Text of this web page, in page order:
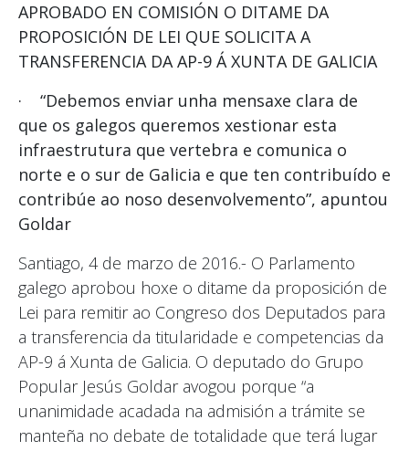
APROBADO EN COMISIÓN O DITAME DA
PROPOSICIÓN DE LEI QUE SOLICITA A
TRANSFERENCIA DA AP-9 Á XUNTA DE GALICIA
· “Debemos enviar unha mensaxe clara de
que os galegos queremos xestionar esta
infraestrutura que vertebra e comunica o
norte e o sur de Galicia e que ten contribuído e
contribúe ao noso desenvolvemento”, apuntou
Goldar
Santiago, 4 de marzo de 2016.- O Parlamento
galego aprobou hoxe o ditame da proposición de
Lei para remitir ao Congreso dos Deputados para
a transferencia da titularidade e competencias da
AP-9 á Xunta de Galicia. O deputado do Grupo
Popular Jesús Goldar avogou porque “a
unanimidade acadada na admisión a trámite se
manteña no debate de totalidade que terá lugar